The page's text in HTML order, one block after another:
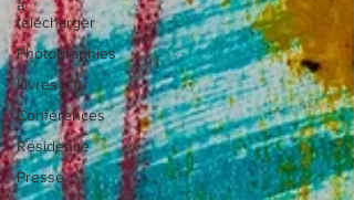
à
télécharger
Photographies
Livres d'or
Conférences
Résidence
Presse